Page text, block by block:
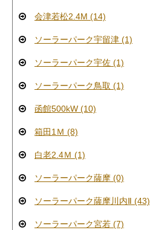
会津若松2.4M (14)
ソーラーパーク宇留津 (1)
ソーラーパーク宇佐 (1)
ソーラーパーク鳥取 (1)
函館500kW (10)
箱田1Ｍ (8)
白老2.4Ｍ (1)
ソーラーパーク薩摩 (0)
ソーラーパーク薩摩川内Ⅱ (43)
ソーラーパーク宮若 (7)